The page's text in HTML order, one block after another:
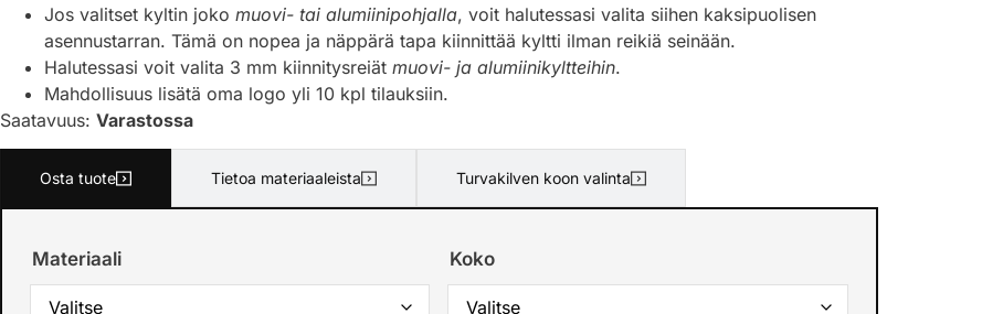
Jos valitset kyltin joko muovi- tai alumiinipohjalla, voit halutessasi valita siihen kaksipuolisen
asennustarran. Tämä on nopea ja näppärä tapa kiinnittää kyltti ilman reikiä seinään.
Halutessasi voit valita 3 mm kiinnitysreiät muovi- ja alumiinikyltteihin.
Mahdollisuus lisätä oma logo yli 10 kpl tilauksiin.
Saatavuus: Varastossa
Osta tuote Tietoa materiaaleista Turvakilven koon valinta
Materiaali Koko